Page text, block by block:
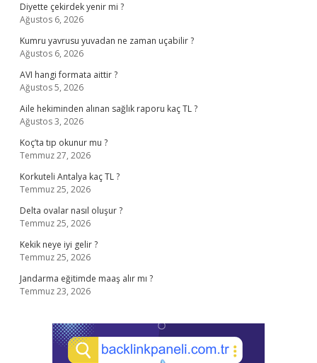
Diyette çekirdek yenir mi ?
Ağustos 6, 2026
Kumru yavrusu yuvadan ne zaman uçabilir ?
Ağustos 6, 2026
AVI hangi formata aittir ?
Ağustos 5, 2026
Aile hekiminden alınan sağlık raporu kaç TL ?
Ağustos 3, 2026
Koç’ta tıp okunur mu ?
Temmuz 27, 2026
Korkuteli Antalya kaç TL ?
Temmuz 25, 2026
Delta ovalar nasıl oluşur ?
Temmuz 25, 2026
Kekik neye iyi gelir ?
Temmuz 25, 2026
Jandarma eğitimde maaş alır mı ?
Temmuz 23, 2026